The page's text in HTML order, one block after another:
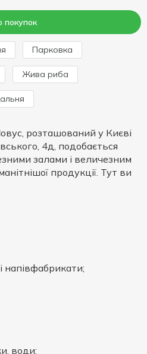
покупок
Парковка
Жива риба
розташований у Києві
4д, подобається
залами і величезним
продукції. Тут ви
напівфабрикати;
води;